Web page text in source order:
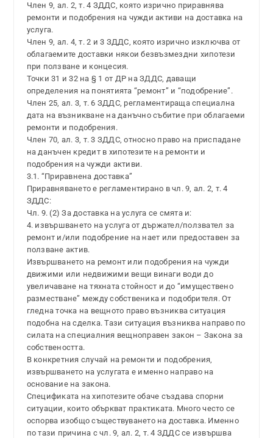
Член 9, ал. 2, т. 4 ЗДДС, която изрично приравнява
ремонти и подобрения на чужди активи на доставка на
услуга.
Член 9, ал. 4, т. 2 и 3 ЗДДС, която изрично изключва от
облагаемите доставки някои безвъзмездни хипотези
при ползване и концесия.
Точки 31 и 32 на § 1 от ДР на ЗДДС, даващи
определения на понятията “ремонт” и “подобрение”.
Член 25, ал. 3, т. 6 ЗДДС, регламентираща специална
дата на възникване на данъчно събитие при облагаеми
ремонти и подобрения.
Член 70, ал. 3, т. 3 ЗДДС, относно право на приспадане
на данъчен кредит в хипотезите на ремонти и
подобрения на чужди активи.
3.1. “Приравнена доставка”
Приравняването е регламентирано в чл. 9, ал. 2, т. 4
ЗДДС:
Чл. 9. (2) За доставка на услуга се смята и:
4. извършването на услуга от държател/ползвател за
ремонт и/или подобрение на нает или предоставен за
ползване актив.
Извършването на ремонт или подобрения на чужди
движими или недвижими вещи винаги води до
увеличаване на тяхната стойност и до “имуществено
разместване” между собственика и подобрителя. От
гледна точка на вещното право възниква ситуация
подобна на сделка. Тази ситуация възниква направо по
силата на специалния вещноправен закон – Закона за
собствеността.
В конкретния случай на ремонти и подобрения,
извършването на услугата е именно направо на
основание на закона.
Спецификата на хипотезите обаче създава спорни
ситуации, които объркват практиката. Много често се
оспорва изобщо съществуването на доставка. Именно
по тази причина с чл. 9, ал. 2, т. 4 ЗДДС се извършва